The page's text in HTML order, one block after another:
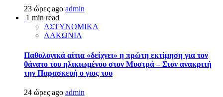
23 ώρες ago admin
1 min read
ΑΣΤΥΝΟΜΙΚΑ
ΛΑΚΩΝΙΑ
Παθολογικά αίτια «δείχνει» η πρώτη εκτίμηση για τον
θάνατο του ηλικιωμένου στον Μυστρά – Στον ανακριτή
την Παρασκευή ο γιος του
24 ώρες ago admin